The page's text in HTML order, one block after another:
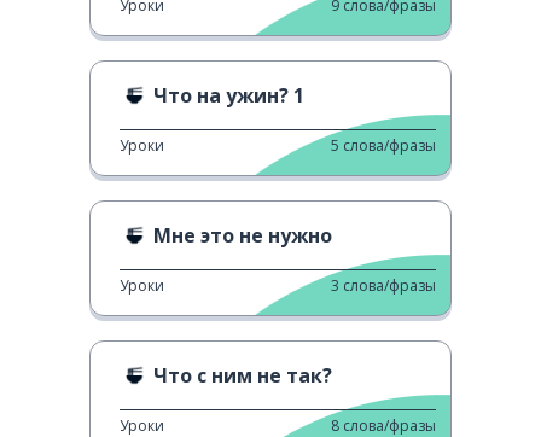
Уроки 9 слова/фразы
Что на ужин? 1
Уроки 5 слова/фразы
Мне это не нужно
Уроки 3 слова/фразы
Что с ним не так?
Уроки 8 слова/фразы